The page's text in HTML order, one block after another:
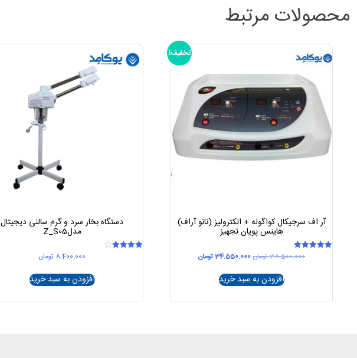
محصولات مرتبط
تخفیف!
آر اف سرجیکال کواگوله + الکترولیز (نانو آراف)
هاینس پویان تجهیز
38.500.000تومانقیمت
بود.
34.550.000تومانقیمت
افزودن به سبد خرید
دستگاه بخار سرد و گرم سالنی دیجیتال
مدلZ_S05
8.400.000 تومان
افزودن به سبد خرید